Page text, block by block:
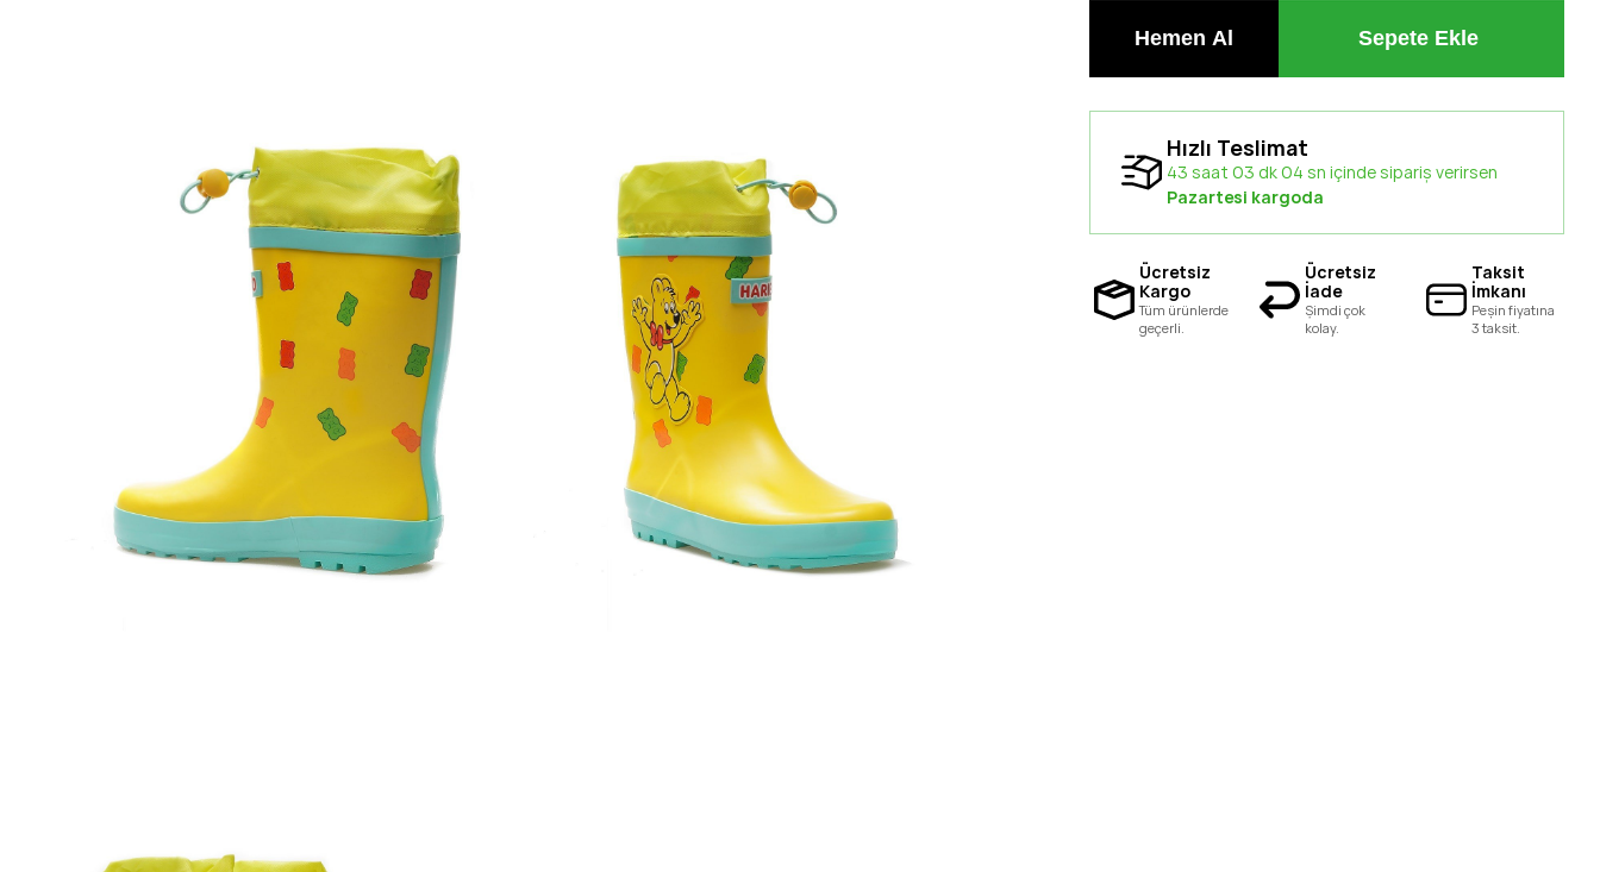
Hızlı Teslimat
43 saat 03 dk 02 sn içinde sipariş verirsen
Pazartesi kargoda
Ücretsiz
Kargo
Tüm ürünlerde
geçerli.
Ücretsiz
İade
Şimdi çok
kolay.
Taksit
İmkanı
Peşin fiyatına
3 taksit.